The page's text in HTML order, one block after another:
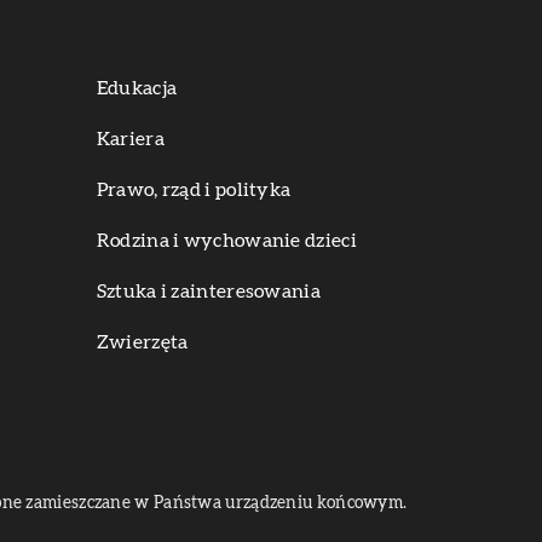
Edukacja
Kariera
Prawo, rząd i polityka
Rodzina i wychowanie dzieci
Sztuka i zainteresowania
Zwierzęta
zamieszczane w Państwa urządzeniu końcowym.